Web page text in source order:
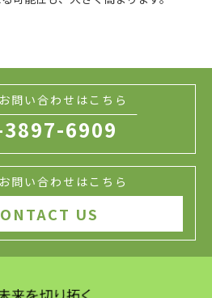
問い合わせはこちら
6909
問い合わせはこちら
US